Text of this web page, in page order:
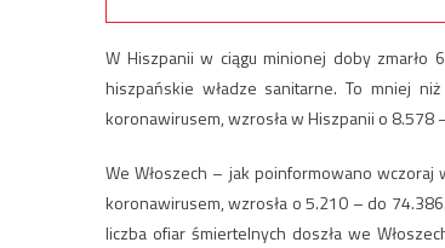
W Hiszpanii w ciągu minionej doby
hiszpańskie władze sanitarne. To mniej
koronawirusem, wzrosła w Hiszpanii o 8.578
We Włoszech – jak poinformowano
koronawirusem, wzrosła o 5.210 – do
liczba ofiar śmiertelnych doszła we